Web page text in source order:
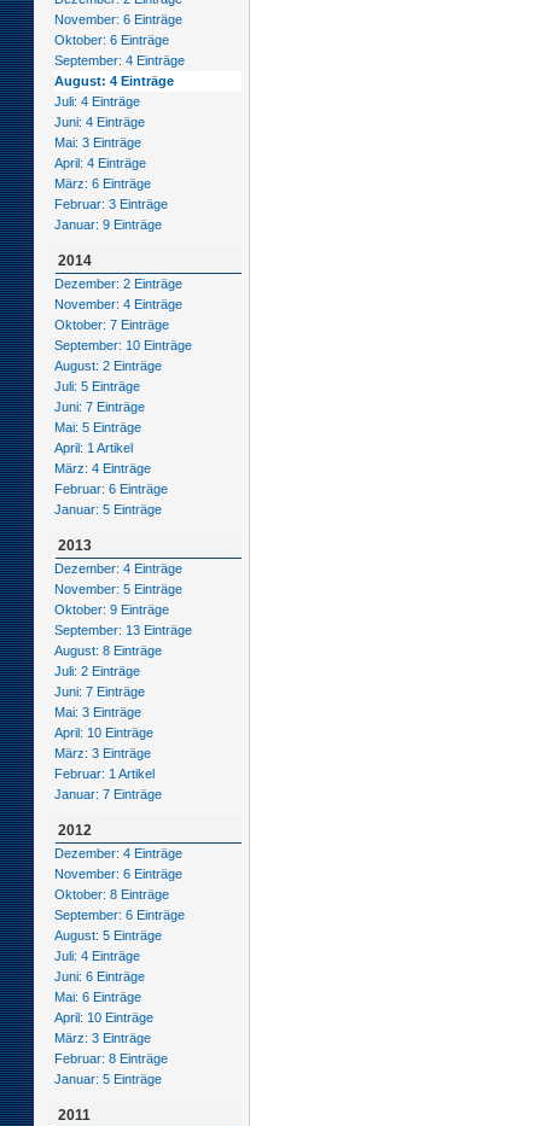
November: 6 Einträge
Oktober: 6 Einträge
September: 4 Einträge
August: 4 Einträge
Juli: 4 Einträge
Juni: 4 Einträge
Mai: 3 Einträge
April: 4 Einträge
März: 6 Einträge
Februar: 3 Einträge
Januar: 9 Einträge
2014
Dezember: 2 Einträge
November: 4 Einträge
Oktober: 7 Einträge
September: 10 Einträge
August: 2 Einträge
Juli: 5 Einträge
Juni: 7 Einträge
Mai: 5 Einträge
April: 1 Artikel
März: 4 Einträge
Februar: 6 Einträge
Januar: 5 Einträge
2013
Dezember: 4 Einträge
November: 5 Einträge
Oktober: 9 Einträge
September: 13 Einträge
August: 8 Einträge
Juli: 2 Einträge
Juni: 7 Einträge
Mai: 3 Einträge
April: 10 Einträge
März: 3 Einträge
Februar: 1 Artikel
Januar: 7 Einträge
2012
Dezember: 4 Einträge
November: 6 Einträge
Oktober: 8 Einträge
September: 6 Einträge
August: 5 Einträge
Juli: 4 Einträge
Juni: 6 Einträge
Mai: 6 Einträge
April: 10 Einträge
März: 3 Einträge
Februar: 8 Einträge
Januar: 5 Einträge
2011